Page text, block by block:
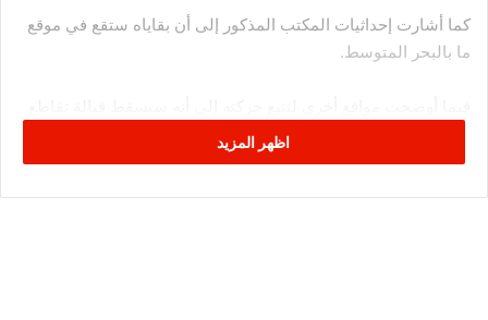
كما أشارت إحداثيات المكتب المذكور إلى أن بقاياه ستقع في موقع
ما بالبحر المتوسط.
اظهر المزيد